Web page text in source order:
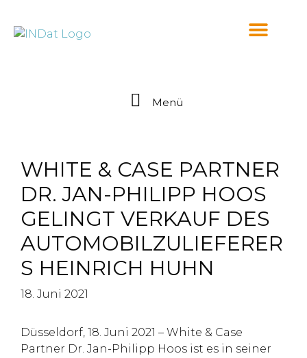
Menü
WHITE & CASE PARTNER
DR. JAN-PHILIPP HOOS
GELINGT VERKAUF DES
AUTOMOBILZULIEFERER
S HEINRICH HUHN
18. Juni 2021
Düsseldorf, 18. Juni 2021 – White & Case
Partner Dr. Jan-Philipp Hoos ist es in seiner